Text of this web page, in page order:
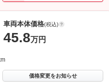
車両本体価格(税込)
45.8万円
価格変更をお知らせ